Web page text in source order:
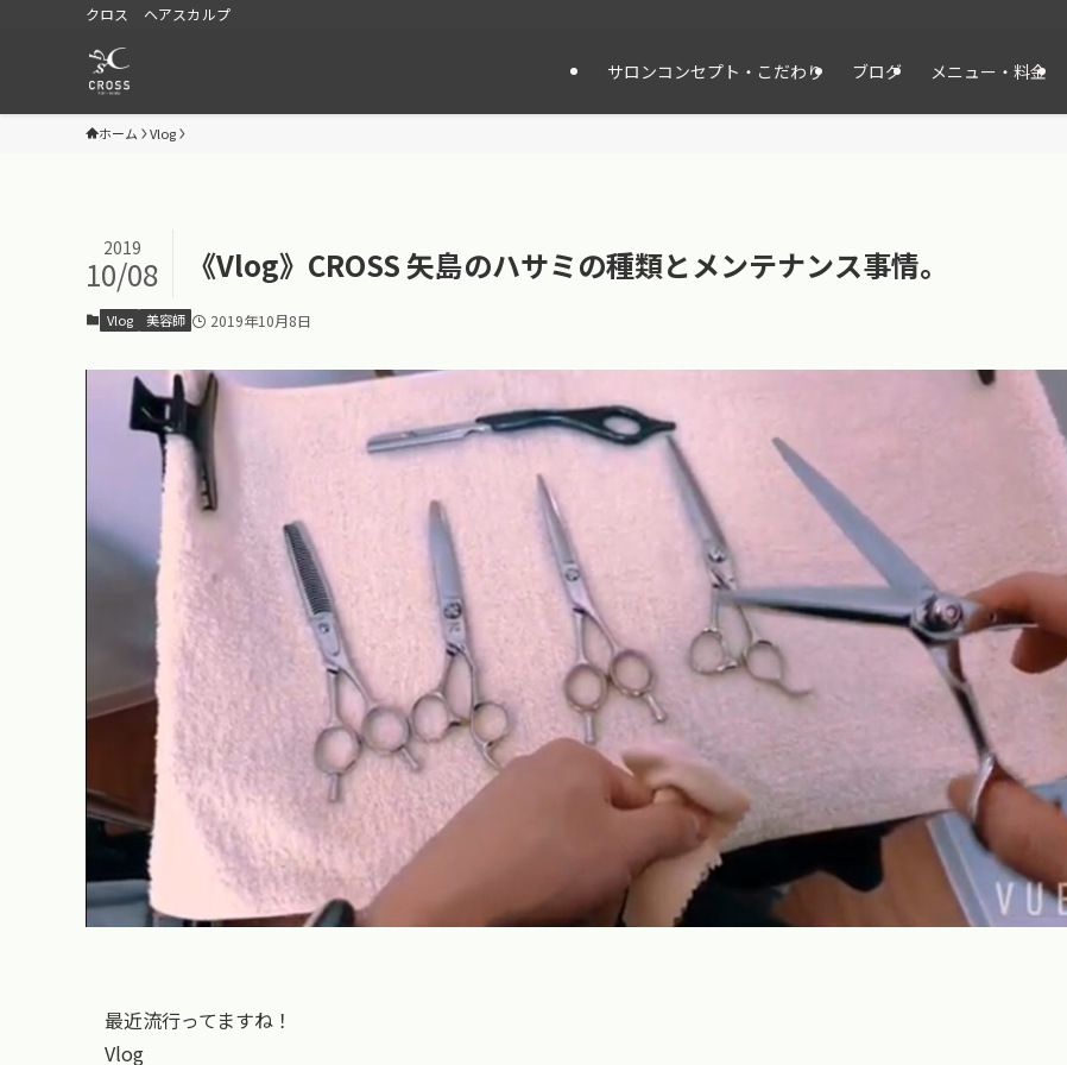
クロス ヘアスカルプ
サロンコンセプト・こだわり ブログ メニュー・料金
ホーム Vlog
《Vlog》CROSS 矢島のハサミの種類とメンテナンス事情。
2019
10/08
Vlog 美容師 2019年10月8日
最近流行ってますね！
Vlog